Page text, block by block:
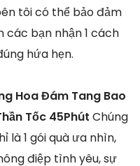
tôi có thể bảo đảm
các bạn nhận 1 cách
hứa hẹn.
Hoa Đám Tang Bao
Tốc 45Phút Chúng
là 1 gói quà ưa nhìn,
điệp tình yêu, sự